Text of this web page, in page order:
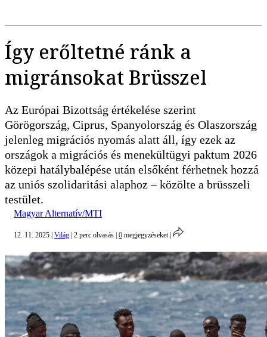
Így erőltetné ránk a
migránsokat Brüsszel
Az Európai Bizottság értékelése szerint
Görögország, Ciprus, Spanyolország és Olaszország
jelenleg migrációs nyomás alatt áll, így ezek az
országok a migrációs és menekültügyi paktum 2026
közepi hatálybalépése után elsőként férhetnek hozzá
az uniós szolidaritási alaphoz – közölte a brüsszeli
testület.
Magyar Alternatív/MTI
12. 11. 2025 Világ 2 perc olvasás 0 megjegyzéseket